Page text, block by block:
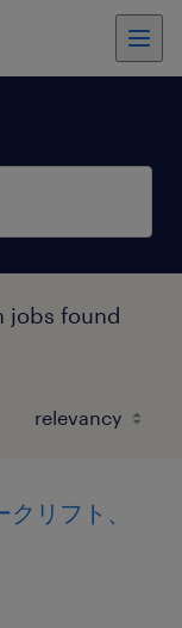
jobs found
リフト、